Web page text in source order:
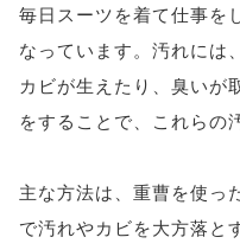
毎日スーツを着て仕事を
なっています。汚れには
カビが生えたり、臭いが
をすることで、これらの
主な方法は、重曹を使っ
で汚れやカビを大方落と